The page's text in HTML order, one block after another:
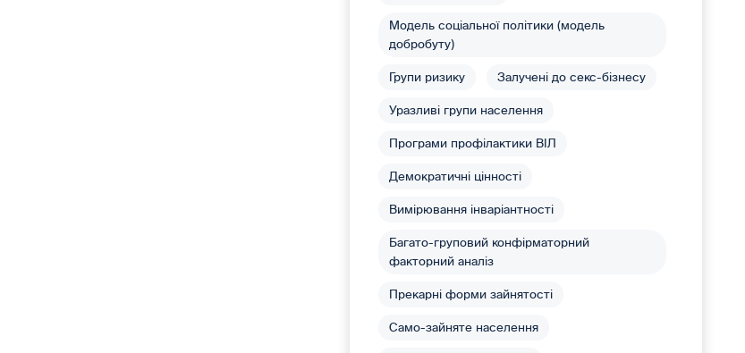
Модель соціальної політики (модель
добробуту)
Групи ризику Залучені до секс-бізнесу
Уразливі групи населення
Програми профілактики ВІЛ
Демократичні цінності
Вимірювання інваріантності
Багато-груповий конфірматорний
факторний аналіз
Прекарні форми зайнятості
Само-зайняте населення